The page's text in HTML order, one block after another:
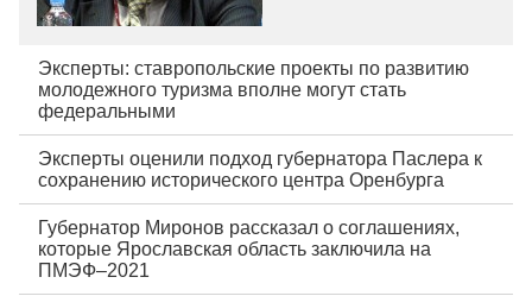
Эксперты: ставропольские проекты по развитию
молодежного туризма вполне могут стать
федеральными
Эксперты оценили подход губернатора Паслера к
сохранению исторического центра Оренбурга
Губернатор Миронов рассказал о соглашениях,
которые Ярославская область заключила на
ПМЭФ–2021